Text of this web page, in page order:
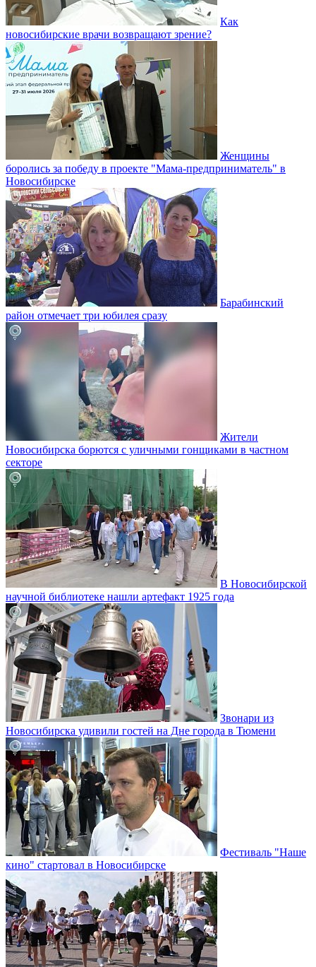
Как
новосибирские врачи возвращают зрение?
Женщины
боролись за победу в проекте "Мама-предприниматель" в
Новосибирске
Барабинский
район отмечает три юбилея сразу
Жители
Новосибирска борются с уличными гонщиками в частном
секторе
В Новосибирской
научной библиотеке нашли артефакт 1925 года
Звонари из
Новосибирска удивили гостей на Дне города в Тюмени
Фестиваль "Наше
кино" стартовал в Новосибирске